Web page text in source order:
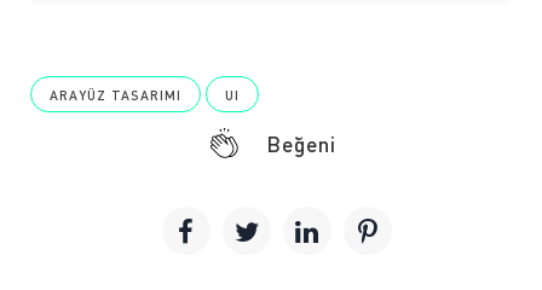
ARAYÜZ TASARIMI UI
Beğeni